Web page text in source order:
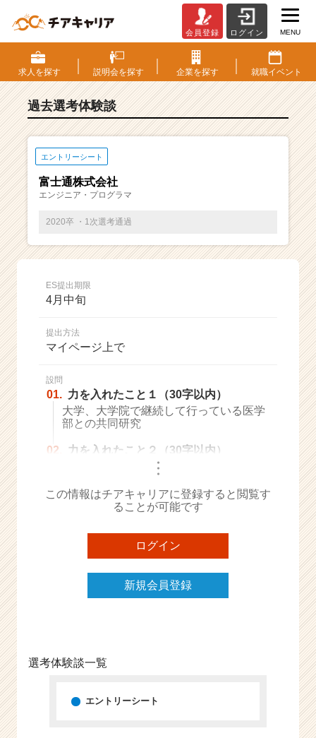
S・
選
考
験
ベ
ン
チ
ー・
成
ス
ト
が
届
就
イ
ト
キ
ャ
リ
ア
a
会員登録 ログイン MENU
求人を探す 説明会を探す 企業を探す 就職イベント
過去選考体験談
エントリーシート
富士通株式会社
エンジニア・プログラマ
2020卒 ・1次選考通過
ES提出期限
4月中旬
提出方法
マイページ上で
設問
01. 力を入れたこと１（30字以内）
大学、大学院で継続して行っている医学
部との共同研究
02.
力を入れたこと２（30字以内）
・・・
この情報はチアキャリアに登録すると閲覧す
ることが可能です
ログイン
新規会員登録
選考体験談一覧
エントリーシート